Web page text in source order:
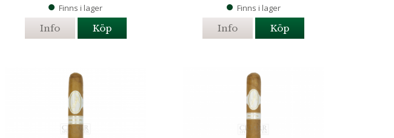
Finns i lager
Info Köp
Finns i lager
Info Köp